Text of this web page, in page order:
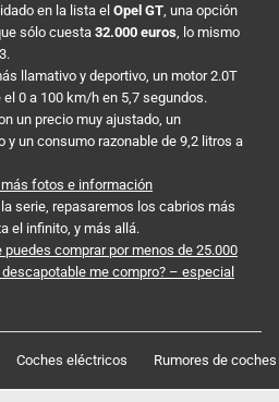
en la lista el Opel GT , una opción
sólo cuesta 32.000 euros , lo mismo
llamativo y deportivo, un motor 2.0T
0 a 100 km/h en 5,7 segundos.
un precio muy ajustado, un
un consumo razonable de 9,2 litros a
más fotos e información
serie, repasaremos los cabrios más
el infinito, y más allá.
puedes comprar por menos de 25.000
descapotable me compro? – especial
Coches eléctricos Rumores de coches